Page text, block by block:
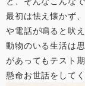
最初は怯え懐かず
や電話が鳴ると吠
動物のいる生活は
があってもテスト
懸命お世話をしてく